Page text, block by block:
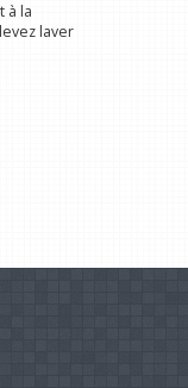
à la
laver